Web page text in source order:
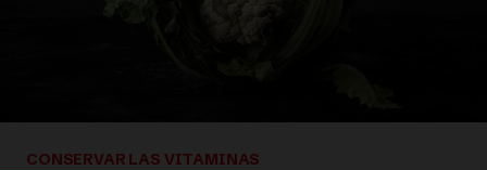
CONSERVAR LAS VITAMINAS